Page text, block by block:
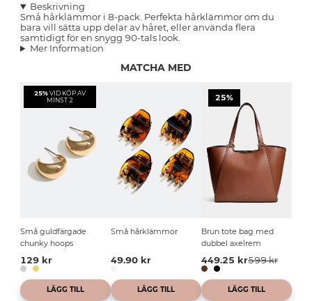
Beskrivning
Små hårklämmor i 8-pack. Perfekta hårklämmor om du
bara vill sätta upp delar av håret, eller använda flera
samtidigt för en snygg 90-tals look.
Mer Information
MATCHA MED
25% VID KÖP AV
MINST 2
Små guldfärgade
chunky hoops
129 kr
LÄGG TILL
Små hårklämmor
49.90 kr
LÄGG TILL
25%
Brun tote bag med
dubbel axelrem
449.25 kr599 kr
LÄGG TILL